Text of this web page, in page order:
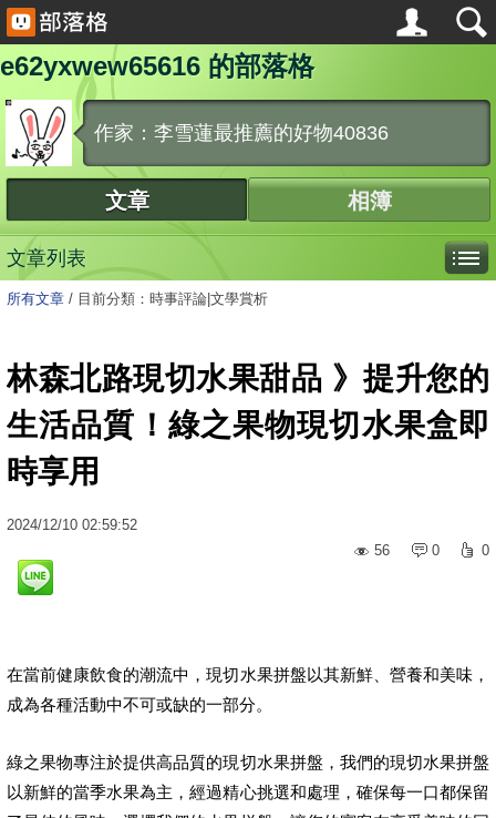
e62yxwew65616 的部落格
作家：李雪蓮最推薦的好物40836
文章 相簿
文章列表
所有文章 / 目前分類：時事評論|文學賞析
林森北路現切水果甜品 》提升您的
生活品質！綠之果物現切水果盒即
時享用
2024/12/10 02:59:52
56
0 0
在當前健康飲食的潮流中，現切水果拼盤以其新鮮、營養和美味，
成為各種活動中不可或缺的一部分。
綠之果物專注於提供高品質的現切水果拼盤，我們的現切水果拼盤
以新鮮的當季水果為主，經過精心挑選和處理，確保每一口都保留